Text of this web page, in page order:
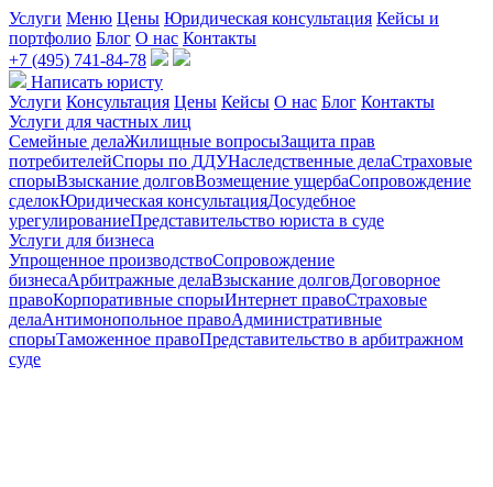
Услуги Меню Цены Юридическая консультация Кейсы и
портфолио Блог О нас Контакты
+7 (495) 741-84-78
Написать юристу
Услуги Консультация Цены Кейсы О нас Блог Контакты
Услуги для частных лиц
Семейные делаЖилищные вопросыЗащита прав
потребителейСпоры по ДДУНаследственные делаСтраховые
спорыВзыскание долговВозмещение ущербаСопровождение
сделокЮридическая консультацияДосудебное
урегулированиеПредставительство юриста в суде
Услуги для бизнеса
Упрощенное производствоСопровождение
бизнесаАрбитражные делаВзыскание долговДоговорное
правоКорпоративные спорыИнтернет правоСтраховые
делаАнтимонопольное правоАдминистративные
спорыТаможенное правоПредставительство в арбитражном
суде